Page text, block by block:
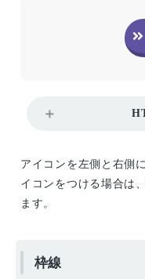
アイコンを左側と右側
イコンをつける場合は
ます。
枠線